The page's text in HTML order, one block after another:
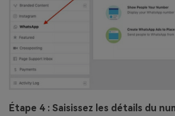
Étape 4 : Saisissez les détails du